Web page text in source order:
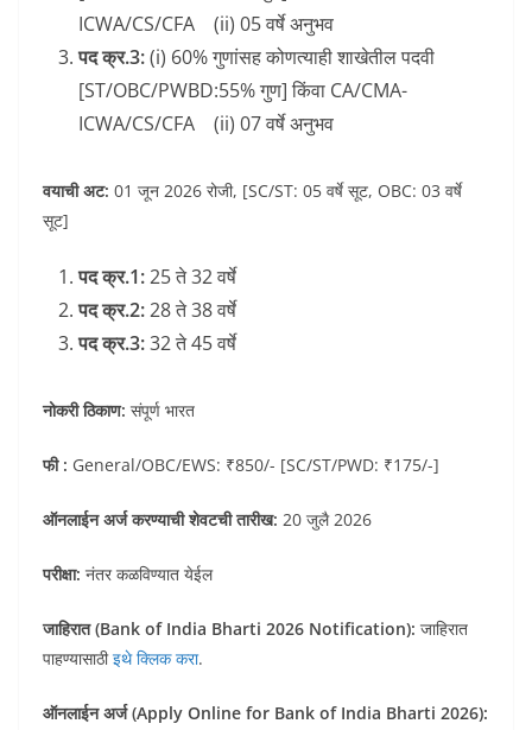
ICWA/CS/CFA (ii) 05 वर्षे अनुभव
पद क्र.3:(i) 60% गुणांसह कोणत्याही शाखेतील पदवी
[ST/OBC/PWBD:55% गुण] किंवा CA/CMA-
ICWA/CS/CFA (ii) 07 वर्षे अनुभव
वयाची अट: 01 जून 2026 रोजी, [SC/ST: 05 वर्षे सूट, OBC: 03 वर्षे
सूट]
पद क्र.1:25 ते 32 वर्षे
पद क्र.2:28 ते 38 वर्षे
पद क्र.3:32 ते 45 वर्षे
नोकरी ठिकाण: संपूर्ण भारत
फी : General/OBC/EWS: ₹850/- [SC/ST/PWD: ₹175/-]
ऑनलाईन अर्ज करण्याची शेवटची तारीख: 20 जुलै 2026
परीक्षा: नंतर कळविण्यात येईल
जाहिरात (Bank of India Bharti 2026 Notification): जाहिरात
पाहण्यासाठीइथे क्लिक करा.
ऑनलाईन अर्ज (Apply Online for Bank of India Bharti 2026):